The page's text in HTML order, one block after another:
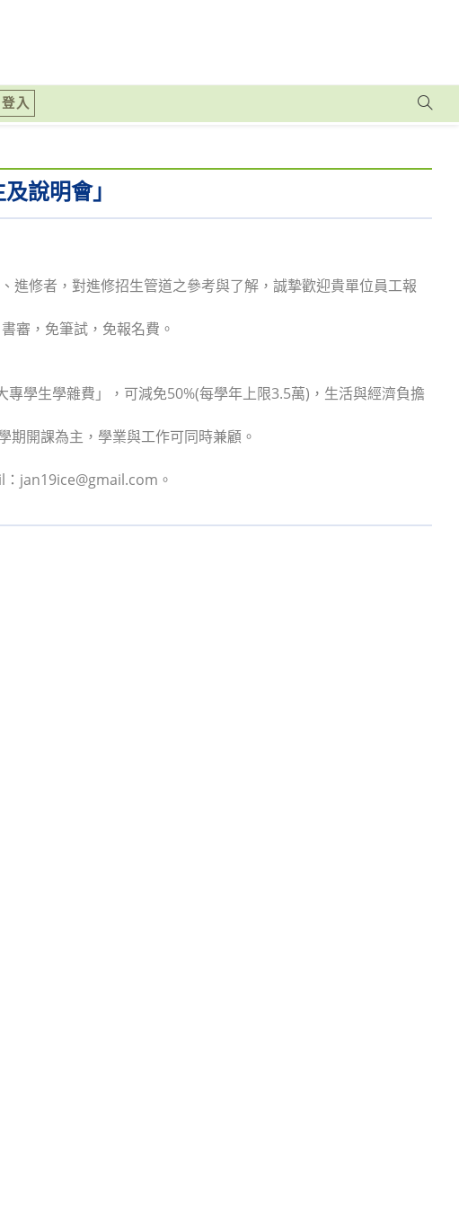
登入
說明會」
進修者，對進修招生管道之參考與了解，誠摯歡迎貴單位員工報
審，免筆試，免報名費。
學生學雜費」，可減免50%(每學年上限3.5萬)，生活與經濟負擔
開課為主，學業與工作可同時兼顧。
jan19ice@gmail.com。